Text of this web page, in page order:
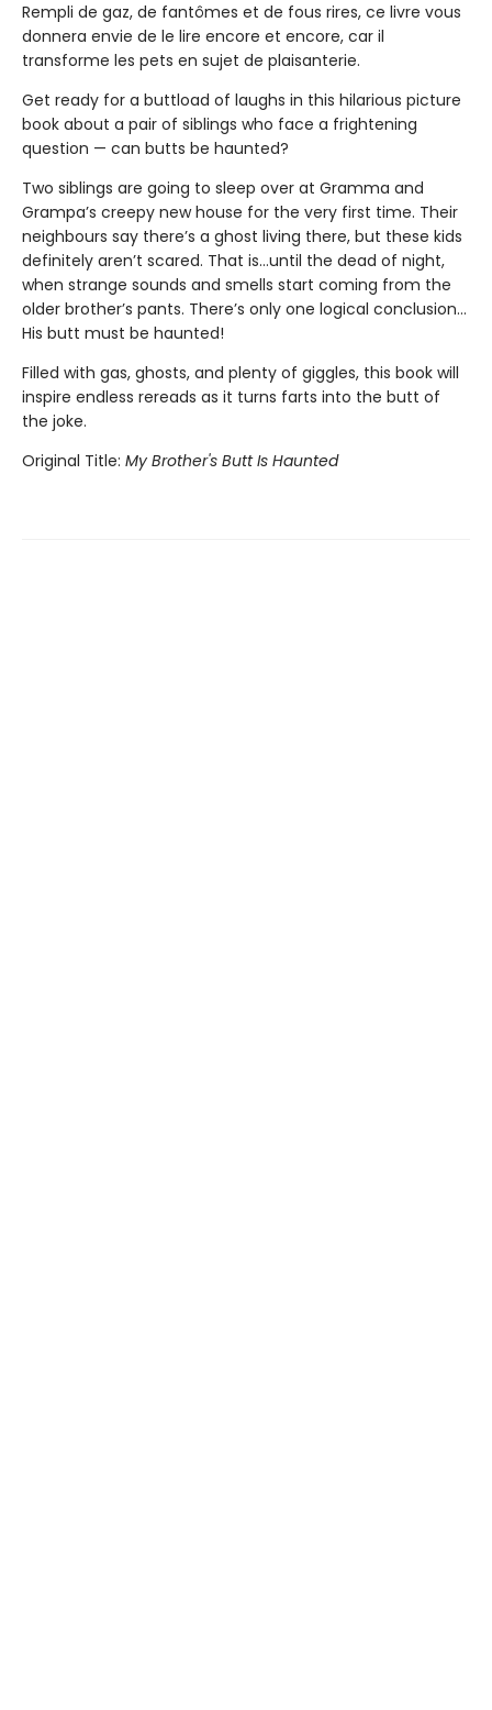
Rempli de gaz, de fantômes et de fous rires, ce livre vous
donnera envie de le lire encore et encore, car il
transforme les pets en sujet de plaisanterie.
Get ready for a buttload of laughs in this hilarious picture
book about a pair of siblings who face a frightening
question — can butts be haunted?
Two siblings are going to sleep over at Gramma and
Grampa’s creepy new house for the very first time. Their
neighbours say there’s a ghost living there, but these kids
definitely aren’t scared. That is…until the dead of night,
when strange sounds and smells start coming from the
older brother’s pants. There’s only one logical conclusion…
His butt must be haunted!
Filled with gas, ghosts, and plenty of giggles, this book will
inspire endless rereads as it turns farts into the butt of
the joke.
Original Title: My Brother's Butt Is Haunted